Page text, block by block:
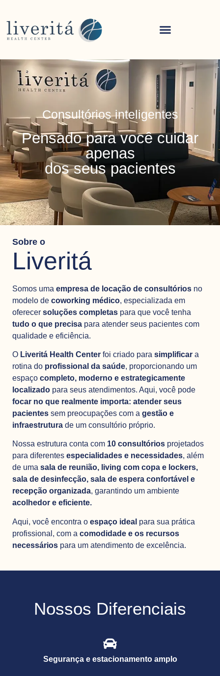
Consultórios inteligentes
Pensado para você cuidar
apenas
dos seus pacientes
Sobre o
Liveritá
Somos uma empresa de locação de consultórios no
modelo de coworking médico, especializada em
oferecer soluções completas para que você tenha
tudo o que precisa para atender seus pacientes com
qualidade e eficiência.
O Liveritá Health Center foi criado para simplificar a
rotina do profissional da saúde, proporcionando um
espaço completo, moderno e estrategicamente
localizado para seus atendimentos. Aqui, você pode
focar no que realmente importa: atender seus
pacientes sem preocupações com a gestão e
infraestrutura de um consultório próprio.
Nossa estrutura conta com 10 consultórios projetados
para diferentes especialidades e necessidades, além
de uma sala de reunião, living com copa e lockers,
sala de desinfecção, sala de espera confortável e
recepção organizada, garantindo um ambiente
acolhedor e eficiente.
Aqui, você encontra o espaço ideal para sua prática
profissional, com a comodidade e os recursos
necessários para um atendimento de excelência.
Nossos Diferenciais
Segurança e estacionamento amplo